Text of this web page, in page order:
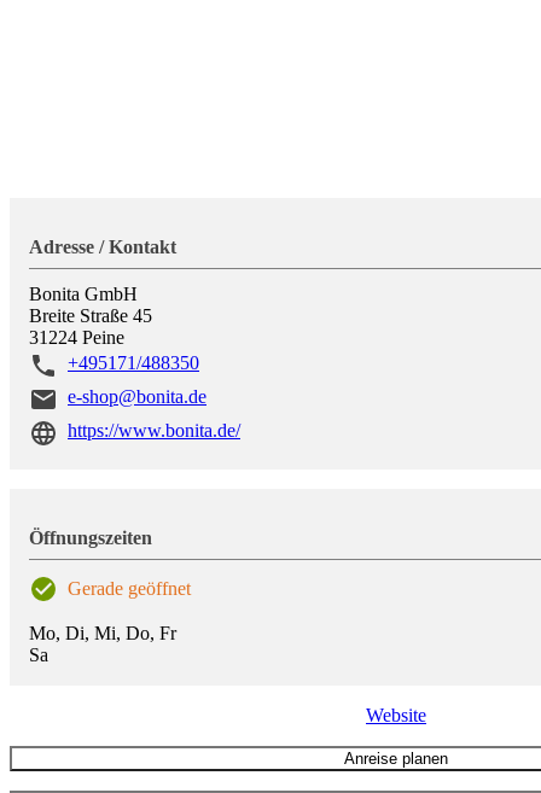
Adresse / Kontakt
Bonita GmbH
Breite Straße 45
31224 Peine
+495171/488350
e-shop@bonita.de
https://www.bonita.de/
Öffnungszeiten
Gerade geöffnet
Mo, Di, Mi, Do, Fr
Sa
Website
Anreise planen